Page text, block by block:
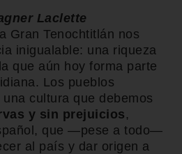
Laclette
Gran Tenochtitlán nos
inigualable: una riqueza
que aún hoy forma parte
Los pueblos
cultura que debemos
y sin prejuicios,
que —pese a todo—
al país y dar origen a